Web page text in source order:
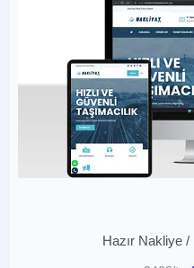
Hazır Nakliye